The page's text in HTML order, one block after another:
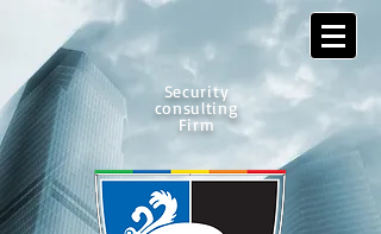
Security
consulting
Firm